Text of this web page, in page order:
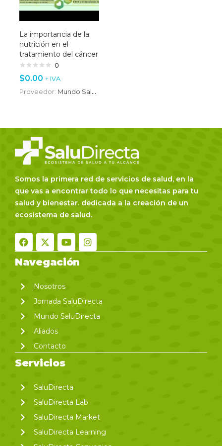
La importancia de la
nutrición en el
tratamiento del cáncer
0
$0.00 + IVA
Proveedor: Mundo SaluDirecta
Somos la primera red de servicios de salud, en la
que vas a encontrar todo lo que necesitas para tu
salud y bienestar. dedicada a la creación de un
ecosistema de salud.
Navegación
Nosotros
Jornada SaluDirecta
Mundo SaluDirecta
Aliados
Contacto
Servicios
SaluDirecta
SaluDirecta Lab
SaluDirecta Market
SaluDirecta Learning